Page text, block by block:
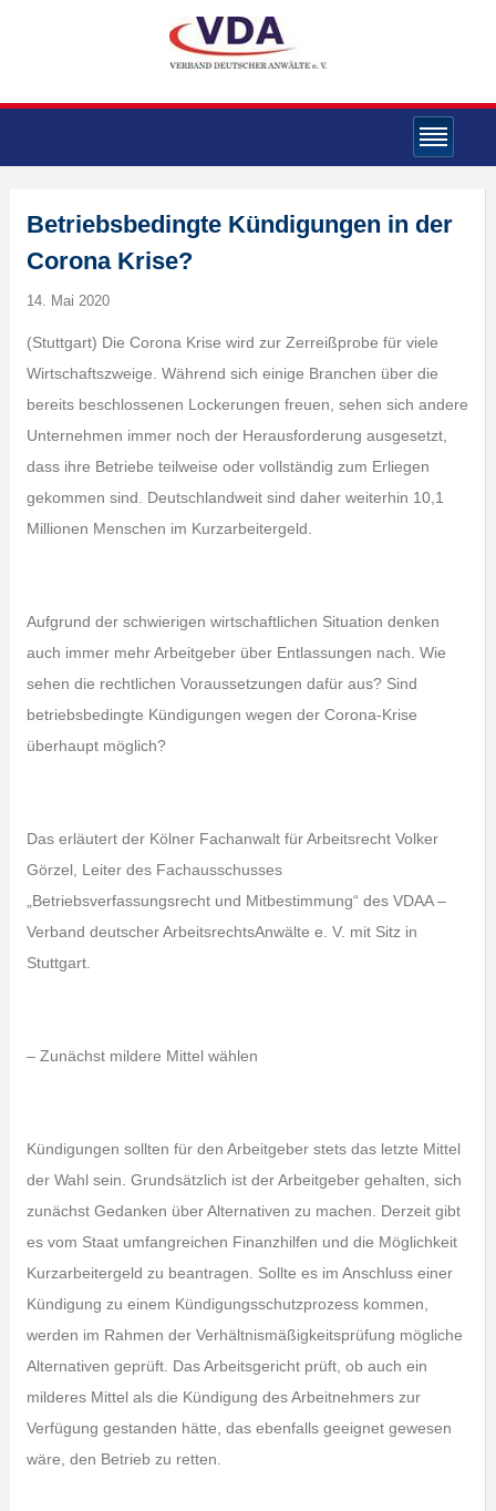
Betriebsbedingte Kündigungen in der
Corona Krise?
14. Mai 2020
(Stuttgart) Die Corona Krise wird zur Zerreißprobe für viele
Wirtschaftszweige. Während sich einige Branchen über die
bereits beschlossenen Lockerungen freuen, sehen sich andere
Unternehmen immer noch der Herausforderung ausgesetzt,
dass ihre Betriebe teilweise oder vollständig zum Erliegen
gekommen sind. Deutschlandweit sind daher weiterhin 10,1
Millionen Menschen im Kurzarbeitergeld.
Aufgrund der schwierigen wirtschaftlichen Situation denken
auch immer mehr Arbeitgeber über Entlassungen nach. Wie
sehen die rechtlichen Voraussetzungen dafür aus? Sind
betriebsbedingte Kündigungen wegen der Corona-Krise
überhaupt möglich?
Das erläutert der Kölner Fachanwalt für Arbeitsrecht Volker
Görzel, Leiter des Fachausschusses
„Betriebsverfassungsrecht und Mitbestimmung“ des VDAA –
Verband deutscher ArbeitsrechtsAnwälte e. V. mit Sitz in
Stuttgart.
– Zunächst mildere Mittel wählen
Kündigungen sollten für den Arbeitgeber stets das letzte Mittel
der Wahl sein. Grundsätzlich ist der Arbeitgeber gehalten, sich
zunächst Gedanken über Alternativen zu machen. Derzeit gibt
es vom Staat umfangreichen Finanzhilfen und die Möglichkeit
Kurzarbeitergeld zu beantragen. Sollte es im Anschluss einer
Kündigung zu einem Kündigungsschutzprozess kommen,
werden im Rahmen der Verhältnismäßigkeitsprüfung mögliche
Alternativen geprüft. Das Arbeitsgericht prüft, ob auch ein
milderes Mittel als die Kündigung des Arbeitnehmers zur
Verfügung gestanden hätte, das ebenfalls geeignet gewesen
wäre, den Betrieb zu retten.